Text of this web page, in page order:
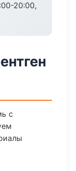
20:00,
с